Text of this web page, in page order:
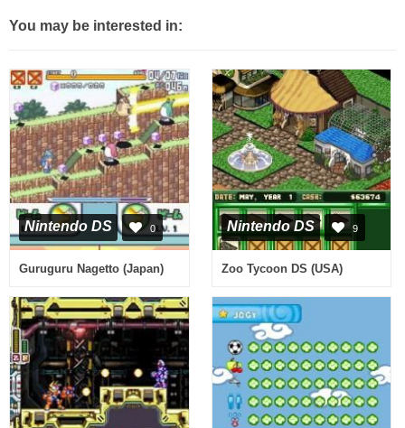
You may be interested in:
Nintendo DS 0
Guruguru Nagetto (Japan)
Nintendo DS 9
Zoo Tycoon DS (USA)